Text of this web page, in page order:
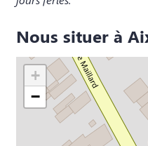
Nous situer à
+
−